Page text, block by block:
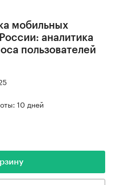
мобильных
аналитика
пользователей
10 дней